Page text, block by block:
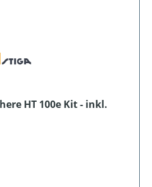
HT 100e Kit - inkl.